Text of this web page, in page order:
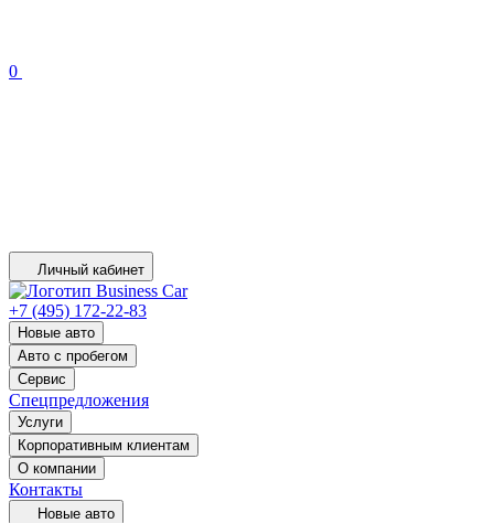
0
Личный кабинет
+7 (495) 172-22-83
Новые авто
Авто с пробегом
Сервис
Спецпредложения
Услуги
Корпоративным клиентам
О компании
Контакты
Новые авто